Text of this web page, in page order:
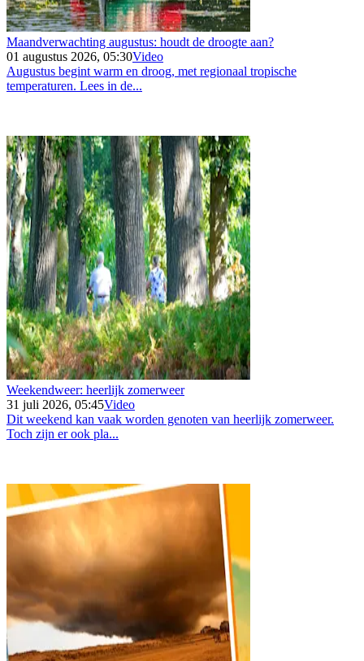
Maandverwachting augustus: houdt de droogte aan?
01 augustus 2026, 05:30Video
Augustus begint warm en droog, met regionaal tropische
temperaturen. Lees in de...
Weekendweer: heerlijk zomerweer
31 juli 2026, 05:45Video
Dit weekend kan vaak worden genoten van heerlijk zomerweer.
Toch zijn er ook pla...